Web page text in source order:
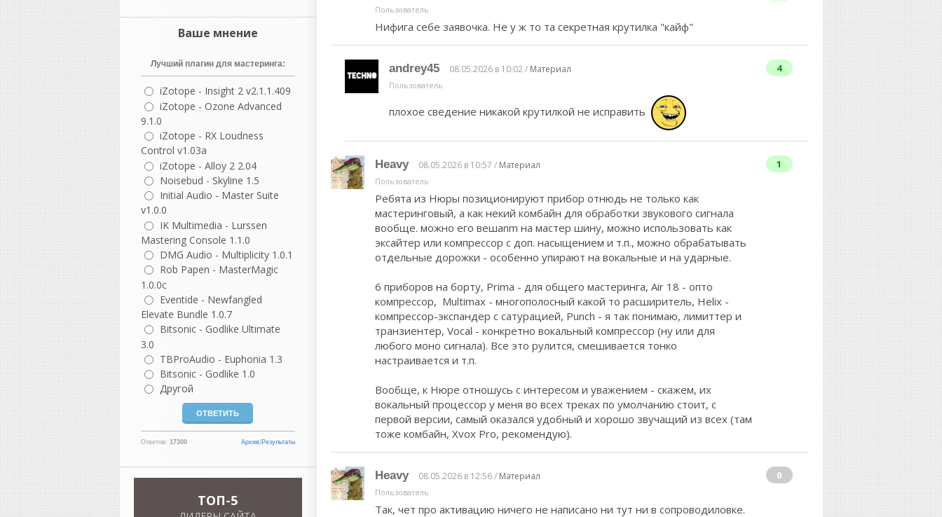
Пользователь
Нифига себе заявочка. Не у ж то та секретная крутилка "кайф"
andrey45 08.05.2026 в 10:02 / Материал
Пользователь
плохое сведение никакой крутилкой не исправить
4
Heavy 08.05.2026 в 10:57 / Материал
Пользователь
Ребята из Нюры позиционируют прибор отнюдь не только как
мастеринговый, а как некий комбайн для обработки звукового сигнала
вообще. можно его вешаnm на мастер шину, можно использовать как
эксайтер или компрессор с доп. насыщением и т.п., можно обрабатывать
отдельные дорожки - особенно упирают на вокальные и на ударные.
6 приборов на борту, Prima - для общего мастеринга, Air 18 - опто
компрессор, Multimax - многополосный какой то расширитель, Helix -
компрессор-экспандер с сатурацией, Punch - я так понимаю, лимиттер и
транзиентер, Vocal - конкретно вокальный компрессор (ну или для
любого моно сигнала). Все это рулится, смешивается тонко
настраивается и т.п.
Вообще, к Нюре отношусь с интересом и уважением - скажем, их
вокальный процессор у меня во всех треках по умолчанию стоит, с
первой версии, самый оказался удобный и хорошо звучащий из всех (там
тоже комбайн, Xvox Pro, рекомендую).
1
Heavy 08.05.2026 в 12:56 / Материал
Пользователь
Так, чет про активацию ничего не написано ни тут ни в сопроводиловке.
0
Странно что кейген
перестал запускаться
нажимаешь.. Чудеса прям
guter
написал 06.08.2026 в22:37
не согласна с этим
комментарием, но
понимаю, откуда он взялся.
В нем есть доля
ностальгии, но как
описание реальности он
сильно идеализирован.
Разберем по частям.
«Как же было спокойно до
появления компа...»
На самом деле не совсем.
Да, компьютеров не было,
но были свои проблемы:
постоянной калибровки;
нужно было выставлять ток
подмагничивания (bias);
чистить и размагничивать
головки;
менять ленты, потому что
они изнашивались;
если ошибся при записи —
переписывать целый дубль.
Ваше мнение
Лучший плагин для мастеринга:
iZotope - Insight 2 v2.1.1.409
iZotope - Ozone Advanced
9.1.0
iZotope - RX Loudness
Control v1.03a
iZotope - Alloy 2 2.04
Noisebud - Skyline 1.5
Initial Audio - Master Suite
v1.0.0
IK Multimedia - Lurssen
Mastering Console 1.1.0
DMG Audio - Multiplicity 1.0.1
Rob Papen - MasterMagic
1.0.0c
Eventide - Newfangled
Elevate Bundle 1.0.7
Bitsonic - Godlike Ultimate
3.0
TBProAudio - Euphonia 1.3
Bitsonic - Godlike 1.0
Другой
Ответов: 17300 Результаты
|
Архив
TOП-5